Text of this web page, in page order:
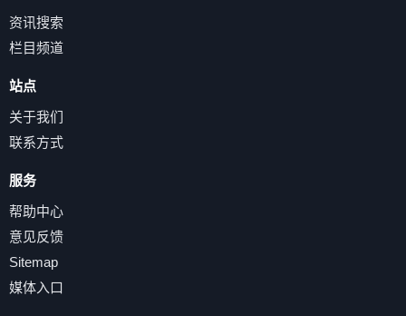
资讯搜索
栏目频道
站点
关于我们
联系方式
服务
帮助中心
意见反馈
Sitemap
媒体入口